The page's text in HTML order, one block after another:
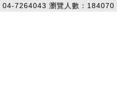
7264043 瀏覽人數： 184070